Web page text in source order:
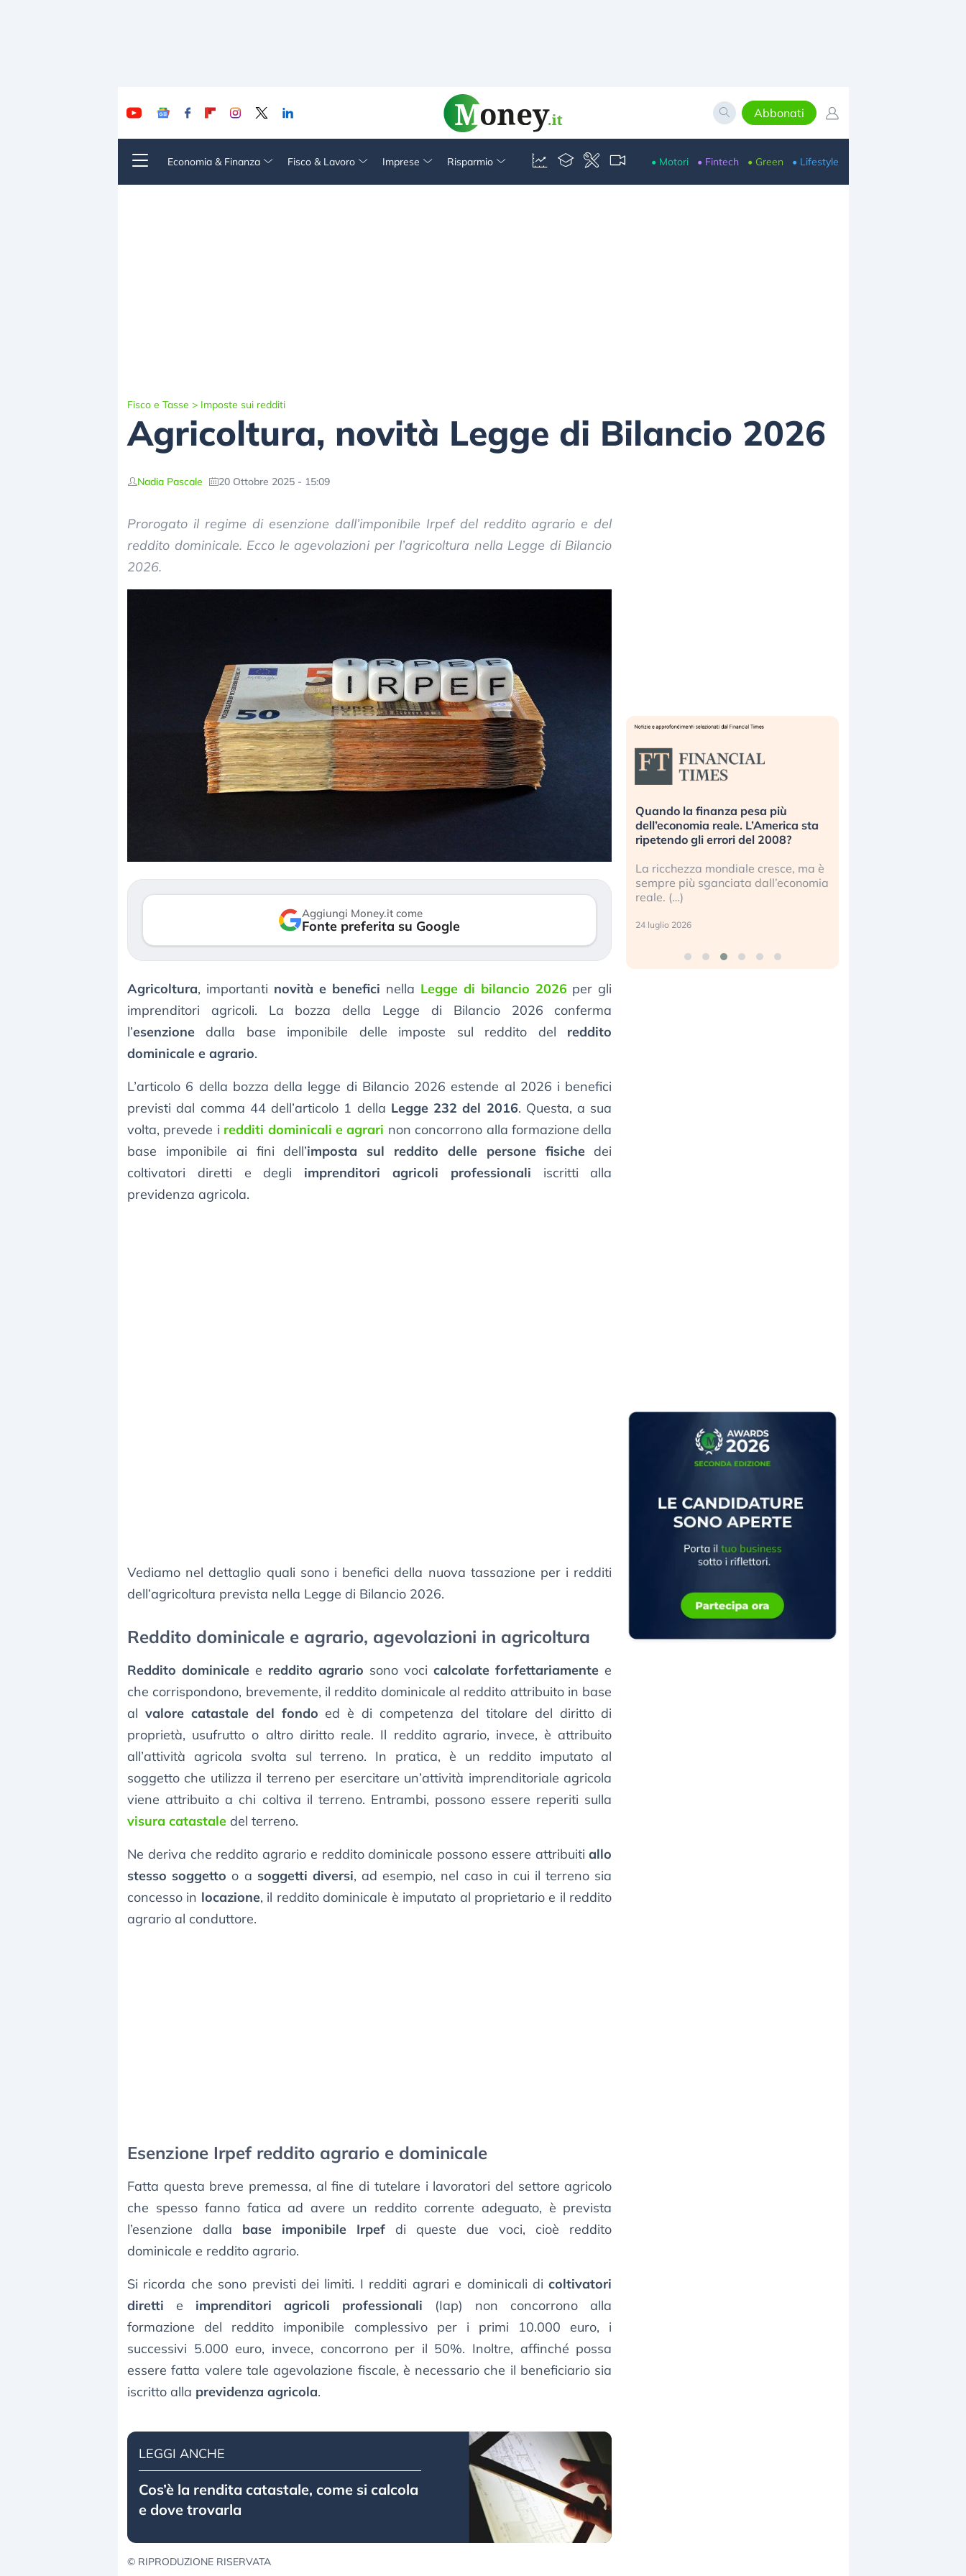
Abbonati
Economia & Finanza Fisco & Lavoro Imprese Risparmio • Motori • Fintech • Green • Lifestyle
Fisco e Tasse > Imposte sui redditi
Agricoltura, novità Legge di Bilancio 2026
Nadia Pascale 20 Ottobre 2025 - 15:09
Prorogato il regime di esenzione dall’imponibile Irpef del reddito agrario e del
reddito dominicale. Ecco le agevolazioni per l’agricoltura nella Legge di Bilancio
2026.
Aggiungi Money.it come
Fonte preferita su Google
Agricoltura, importanti novità e benefici nella Legge di bilancio 2026 per gli
imprenditori agricoli. La bozza della Legge di Bilancio 2026 conferma
l’esenzione dalla base imponibile delle imposte sul reddito del reddito
dominicale e agrario.
L’articolo 6 della bozza della legge di Bilancio 2026 estende al 2026 i benefici
previsti dal comma 44 dell’articolo 1 della Legge 232 del 2016. Questa, a sua
volta, prevede i redditi dominicali e agrari non concorrono alla formazione della
base imponibile ai fini dell’imposta sul reddito delle persone fisichedei
coltivatori diretti e degli imprenditori agricoli professionali iscritti alla
previdenza agricola.
Vediamo nel dettaglio quali sono i benefici della nuova tassazione per i redditi
dell’agricoltura prevista nella Legge di Bilancio 2026.
Reddito dominicale e agrario, agevolazioni in agricoltura
Reddito dominicale e reddito agrario sono vocicalcolate forfettariamente e
che corrispondono, brevemente, il reddito dominicale al reddito attribuito in base
al valore catastale del fondo ed è di competenza del titolare del diritto di
proprietà, usufrutto o altro diritto reale. Il reddito agrario, invece, è attribuito
all’attività agricola svolta sul terreno. In pratica, è un reddito imputato al
soggetto che utilizza il terreno per esercitare un’attività imprenditoriale agricola
viene attribuito a chi coltiva il terreno. Entrambi, possono essere reperiti sulla
visura catastale del terreno.
Ne deriva che reddito agrario e reddito dominicale possono essere attribuitiallo
stesso soggetto o a soggetti diversi, ad esempio, nel caso in cui il terreno sia
concesso in locazione, il reddito dominicale è imputato al proprietario e il reddito
agrario al conduttore.
Esenzione Irpef reddito agrario e dominicale
Fatta questa breve premessa, al fine di tutelare i lavoratori del settore agricolo
che spesso fanno fatica ad avere un reddito corrente adeguato, è prevista
l’esenzione dalla base imponibile Irpef di queste due voci, cioè reddito
dominicale e reddito agrario.
Si ricorda che sono previsti dei limiti. I redditi agrari e dominicali dicoltivatori
diretti e imprenditori agricoli professionali (Iap) non concorrono alla
formazione del reddito imponibile complessivo per i primi 10.000 euro, i
successivi 5.000 euro, invece, concorrono per il 50%. Inoltre, affinché possa
essere fatta valere tale agevolazione fiscale, è necessario che il beneficiario sia
iscritto alla previdenza agricola.
LEGGI ANCHE
Cos’è la rendita catastale, come si calcola
e dove trovarla
© RIPRODUZIONE RISERVATA
mostrando segni di stanchezza
verso le (…)
«La mia vita è rovinata». Investitori
in preda al panico dopo lo scoppio
Kospi, mentre gli investitori retail (…)
30 luglio 2026
Quando la finanza pesa più
dell’economia reale. L’America sta
ripetendo gli errori del 2008?
La ricchezza mondiale cresce, ma è
sempre più sganciata dall’economia
reale. (…)
24 luglio 2026